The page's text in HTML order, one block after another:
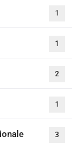
1
1
2
1
3